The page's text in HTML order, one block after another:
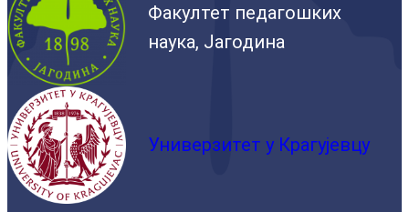
Факултет педагошких
наука, Јагодина
Универзитет у Крагујевцу